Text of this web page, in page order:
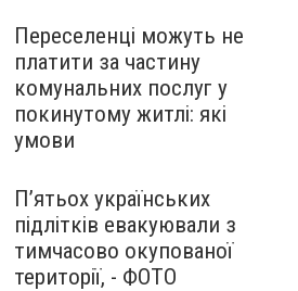
Переселенці можуть не
платити за частину
комунальних послуг у
покинутому житлі: які
умови
П’ятьох українських
підлітків евакуювали з
тимчасово окупованої
території, - ФОТО